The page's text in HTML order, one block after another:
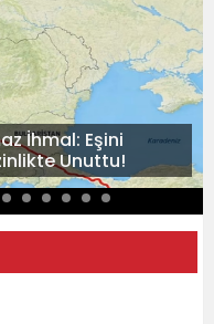
İhmal: Eşini
Unuttu!